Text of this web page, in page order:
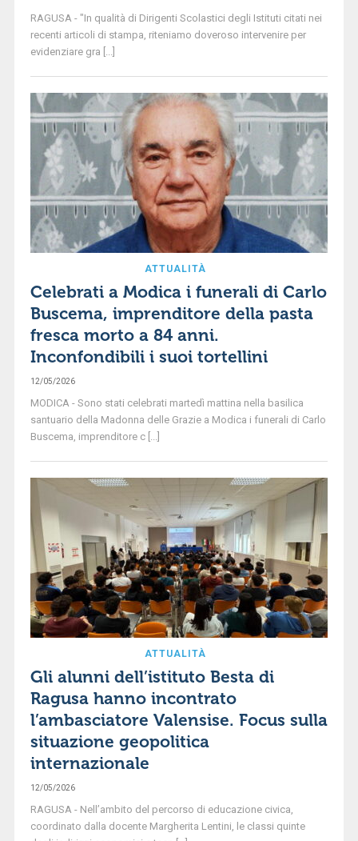
RAGUSA - "In qualità di Dirigenti Scolastici degli Istituti citati nei
recenti articoli di stampa, riteniamo doveroso intervenire per
evidenziare gra [...]
ATTUALITÀ
Celebrati a Modica i funerali di Carlo
Buscema, imprenditore della pasta
fresca morto a 84 anni.
Inconfondibili i suoi tortellini
12/05/2026
MODICA - Sono stati celebrati martedì mattina nella basilica
santuario della Madonna delle Grazie a Modica i funerali di Carlo
Buscema, imprenditore c [...]
ATTUALITÀ
Gli alunni dell’istituto Besta di
Ragusa hanno incontrato
l’ambasciatore Valensise. Focus sulla
situazione geopolitica
internazionale
12/05/2026
RAGUSA - Nell’ambito del percorso di educazione civica,
coordinato dalla docente Margherita Lentini, le classi quinte